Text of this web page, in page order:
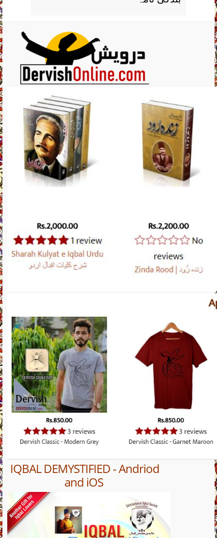
IQBAL DEMYSTIFIED - Andriod
and iOS